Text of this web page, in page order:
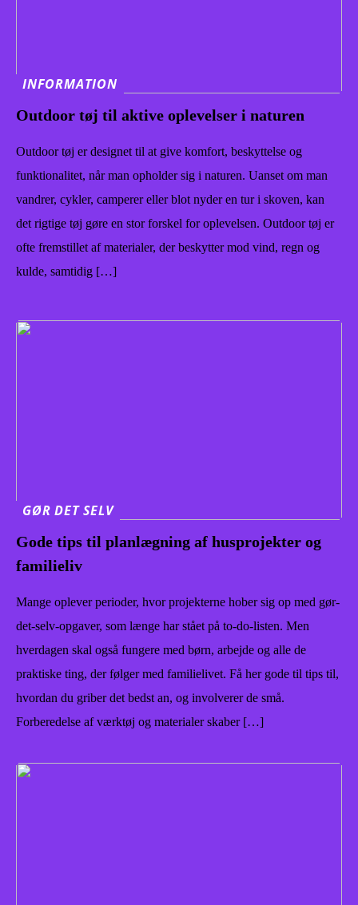
INFORMATION
Outdoor tøj til aktive oplevelser i naturen
Outdoor tøj er designet til at give komfort, beskyttelse og
funktionalitet, når man opholder sig i naturen. Uanset om man
vandrer, cykler, camperer eller blot nyder en tur i skoven, kan
det rigtige tøj gøre en stor forskel for oplevelsen. Outdoor tøj er
ofte fremstillet af materialer, der beskytter mod vind, regn og
kulde, samtidig […]
GØR DET SELV
Gode tips til planlægning af husprojekter og
familieliv
Mange oplever perioder, hvor projekterne hober sig op med gør-
det-selv-opgaver, som længe har stået på to-do-listen. Men
hverdagen skal også fungere med børn, arbejde og alle de
praktiske ting, der følger med familielivet. Få her gode til tips til,
hvordan du griber det bedst an, og involverer de små.
Forberedelse af værktøj og materialer skaber […]